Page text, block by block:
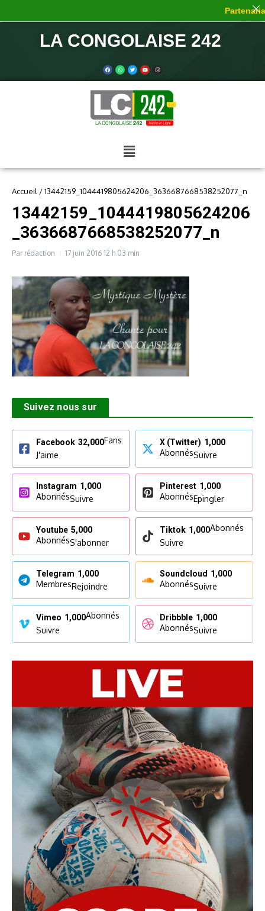
LA CONGOLAISE 242
Accueil /13442159_1044419805624206_3636687668538252077_n
13442159_1044419805624206
_3636687668538252077_n
Par rédaction 17 juin 2016 12 h 03 min
Suivez nous sur
Facebook 32,000Fans
J'aime
X (Twitter) 1,000
AbonnésSuivre
Instagram 1,000
AbonnésSuivre
Pinterest 1,000
AbonnésEpingler
Youtube 5,000
AbonnésS'abonner
Tiktok 1,000Abonnés
Suivre
Telegram 1,000
MembresRejoindre
Soundcloud 1,000
AbonnésSuivre
Vimeo 1,000Abonnés
Suivre
Dribbble 1,000
AbonnésSuivre